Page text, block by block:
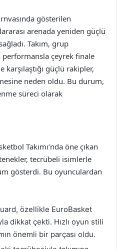
gösterilen
arenada yeniden güçlü
Takım, grup
performansla çeyrek finale
güçlü rakipler,
neden oldu. Bu durum,
süreci olarak
Takımı’nda öne çıkan
tecrübeli isimlerle
gösterdi. Bu oyunculardan
özellikle EuroBasket
dikkat çekti. Hızlı oyun stili
önemli bir parçası oldu.